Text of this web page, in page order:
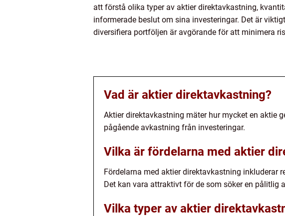
att förstå olika typer av aktier direktavkastning,
informerade beslut om sina investeringar. Det är
diversifiera portföljen är avgörande för att minimera
Vad är aktier direktavkastning?
Aktier direktavkastning mäter hur mycket en aktie
pågående avkastning från investeringar.
Vilka är fördelarna med aktier
Fördelarna med aktier direktavkastning
Det kan vara attraktivt för de som söker en pålitlig
Vilka typer av aktier